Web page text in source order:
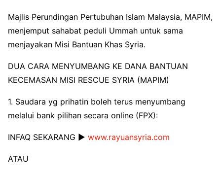
Majlis Perundingan Pertubuhan Islam Malaysia, MAPIM,
menjemput sahabat peduli Ummah untuk sama
menjayakan Misi Bantuan Khas Syria.
DUA CARA MENYUMBANG KE DANA BANTUAN
KECEMASAN MISI RESCUE SYRIA (MAPIM)
1. Saudara yg prihatin boleh terus menyumbang
melalui bank pilihan secara online (FPX):
INFAQ SEKARANG ▶️ www.rayuansyria.com
ATAU